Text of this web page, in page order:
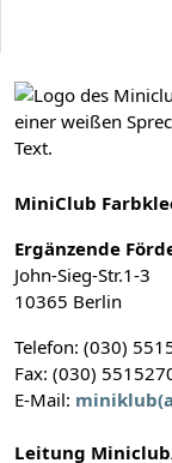
MiniClub
Ergänzende
John-Sieg-Str.1-3
10365 Berlin
Telefon: (030)
Fax: (030)
E-Mail:
Leitung